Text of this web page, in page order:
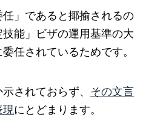
」であると揶揄されるの
能」ビザの運用基準の大
任されているためです。
されておらず、 その文言
現にとどまります。